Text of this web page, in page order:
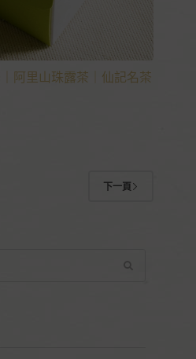
阿里山珠露茶｜仙記名茶
下一頁